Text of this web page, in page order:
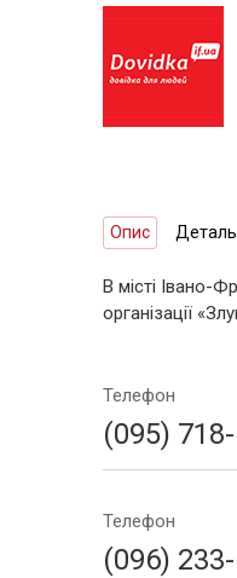
Опис
В місті Івано-
організації
Телефон
(095)
Телефон
(096)